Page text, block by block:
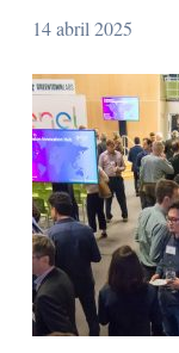
14 abril 2025